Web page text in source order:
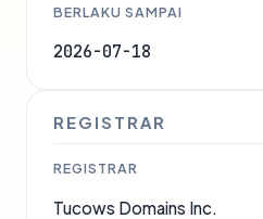
BERLAKU SAMPAI
2026-07-18
REGISTRAR
REGISTRAR
Tucows Domains Inc.